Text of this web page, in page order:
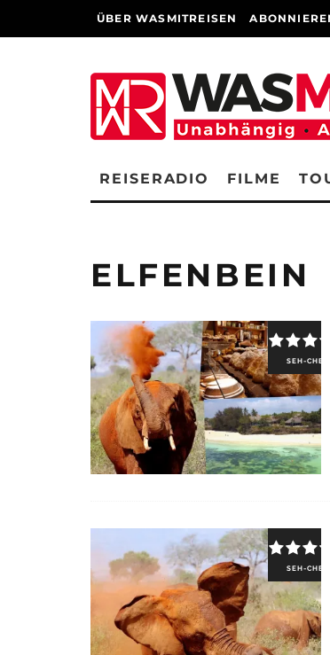
ÜBER WASMITREISEN
REISERADIO FILME
ELFENBEIN
SEH-CHECK
SEH-CHECK